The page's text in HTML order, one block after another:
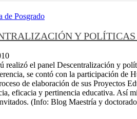
de Posgrado
Y POLÍTICAS
realizó el panel Descentralización y
se contó con la participación de
de elaboración de sus Proyectos
eficacia y pertinencia educativa. Así­
(Info: Blog Maestrí­a y